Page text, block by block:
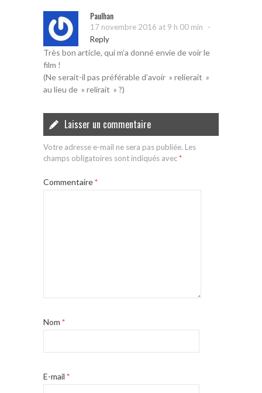
Paulhan
17 novembre 2016 at 9 h 00 min -
Reply
Très bon article, qui m’a donné envie de voir le
film !
(Ne serait-il pas préférable d’avoir » relierait »
au lieu de » relirait » ?)
Laisser un commentaire
Votre adresse e-mail ne sera pas publiée. Les
champs obligatoires sont indiqués avec*
Commentaire*
Nom *
E-mail *